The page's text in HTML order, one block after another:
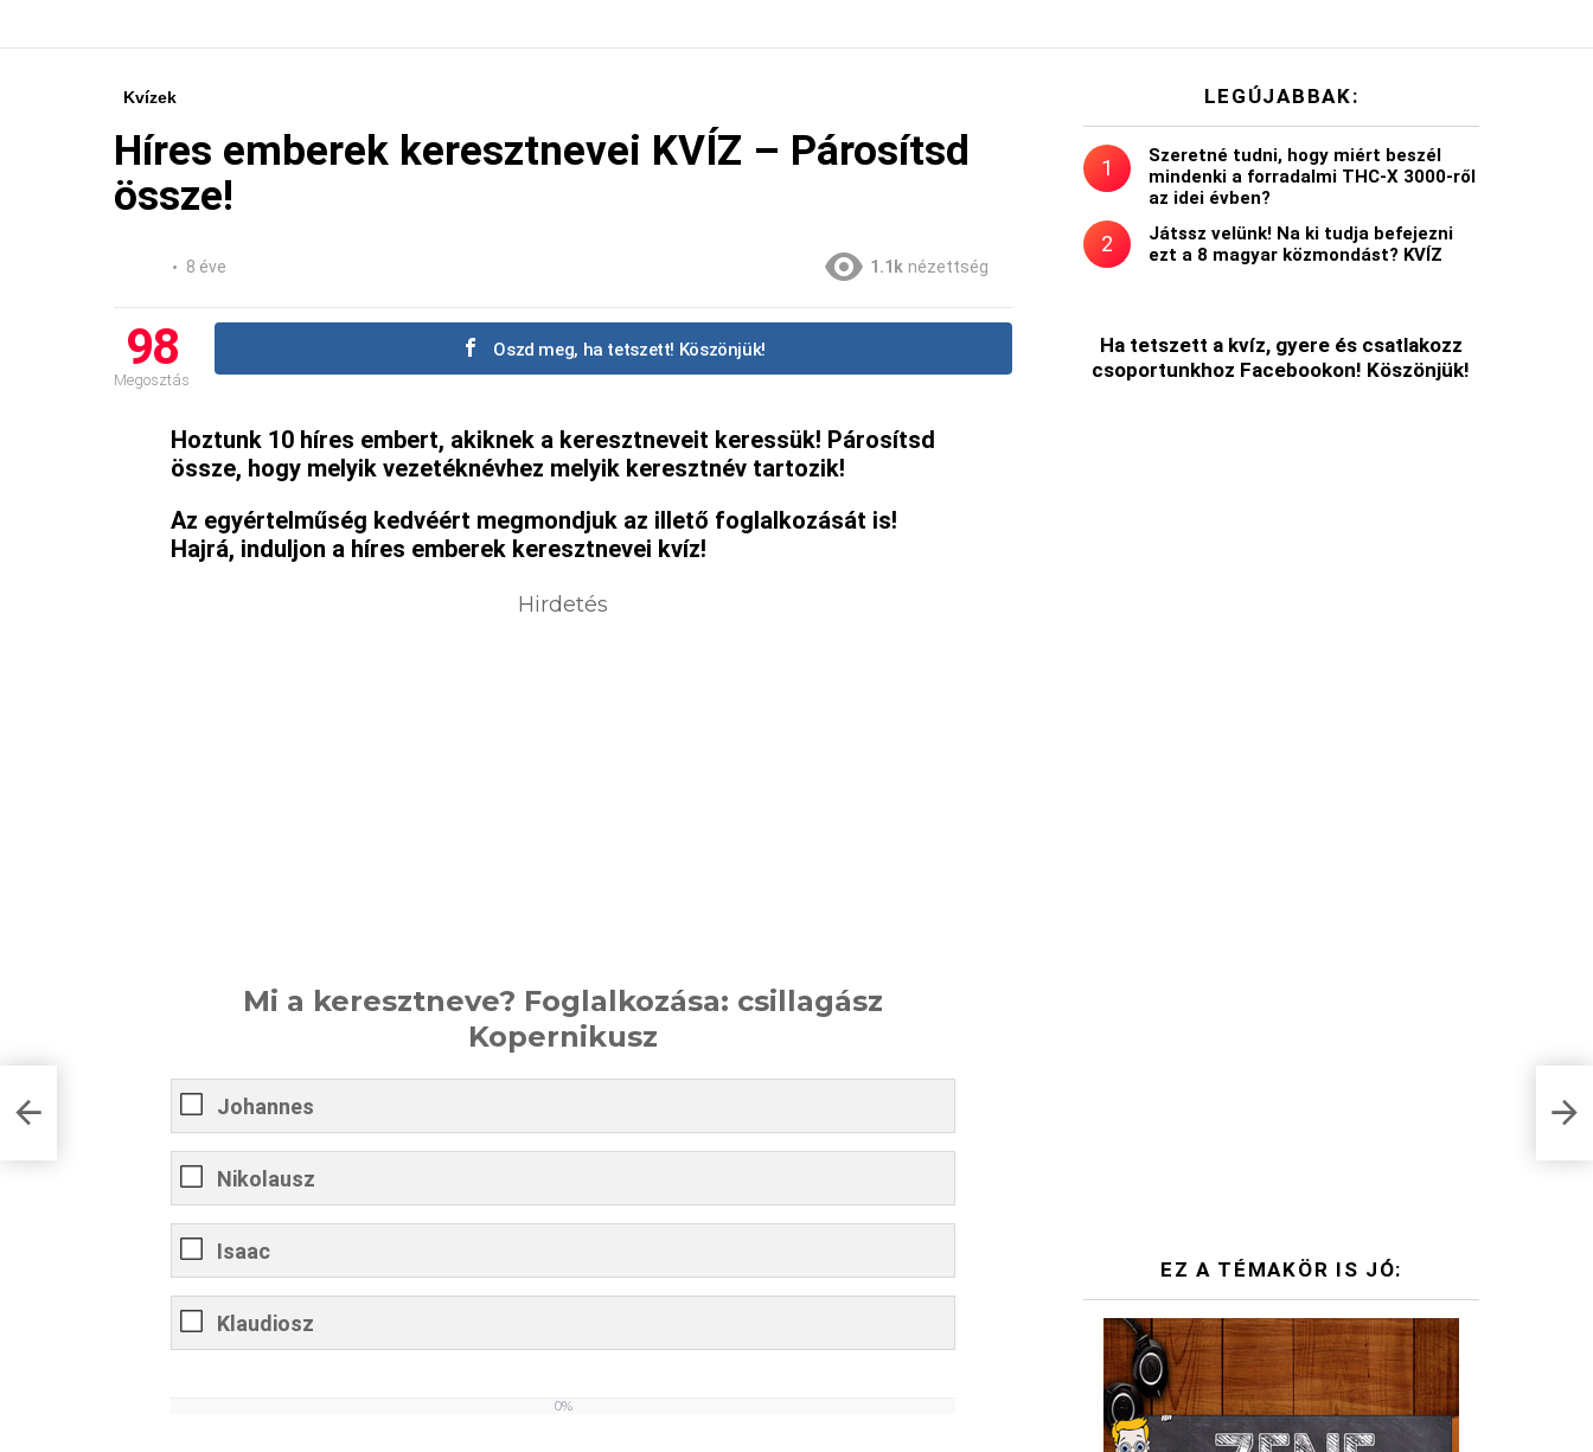
Kvízek
Híres emberek keresztnevei KVÍZ – Párosítsd
össze!
8 éve 1.1k nézettség
98
Megosztás
Oszd meg, ha tetszett! Köszönjük!
Hoztunk 10 híres embert, akiknek a keresztneveit keressük! Párosítsd
össze, hogy melyik vezetéknévhez melyik keresztnév tartozik!
Az egyértelműség kedvéért megmondjuk az illető foglalkozását is!
Hajrá, induljon a híres emberek keresztnevei kvíz!
Hirdetés
Mi a keresztneve? Foglalkozása: csillagász
Kopernikusz
Johannes
Nikolausz
Isaac
Klaudiosz
0%
LEGÚJABBAK:
Szeretné tudni, hogy miért beszél
mindenki a forradalmi THC-X 3000-ről
az idei évben?
Játssz velünk! Na ki tudja befejezni
ezt a 8 magyar közmondást? KVÍZ
Ha tetszett a kvíz, gyere és csatlakozz
csoportunkhoz Facebookon! Köszönjük!
EZ A TÉMAKÖR IS JÓ: